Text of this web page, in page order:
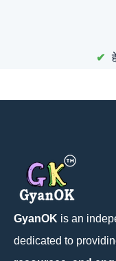
GyanOK is an
dedicated to